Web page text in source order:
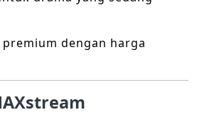
dengan harga